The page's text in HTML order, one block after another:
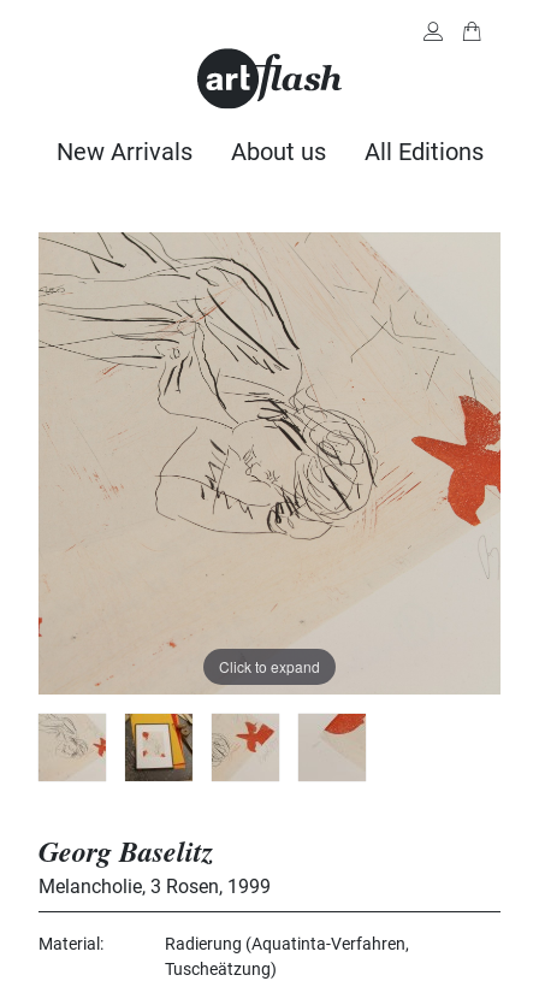
New Arrivals About us All Editions
Click to expand
Georg Baselitz
Melancholie, 3 Rosen, 1999
Material
Radierung (Aquatinta-Verfahren,
Tuscheätzung)